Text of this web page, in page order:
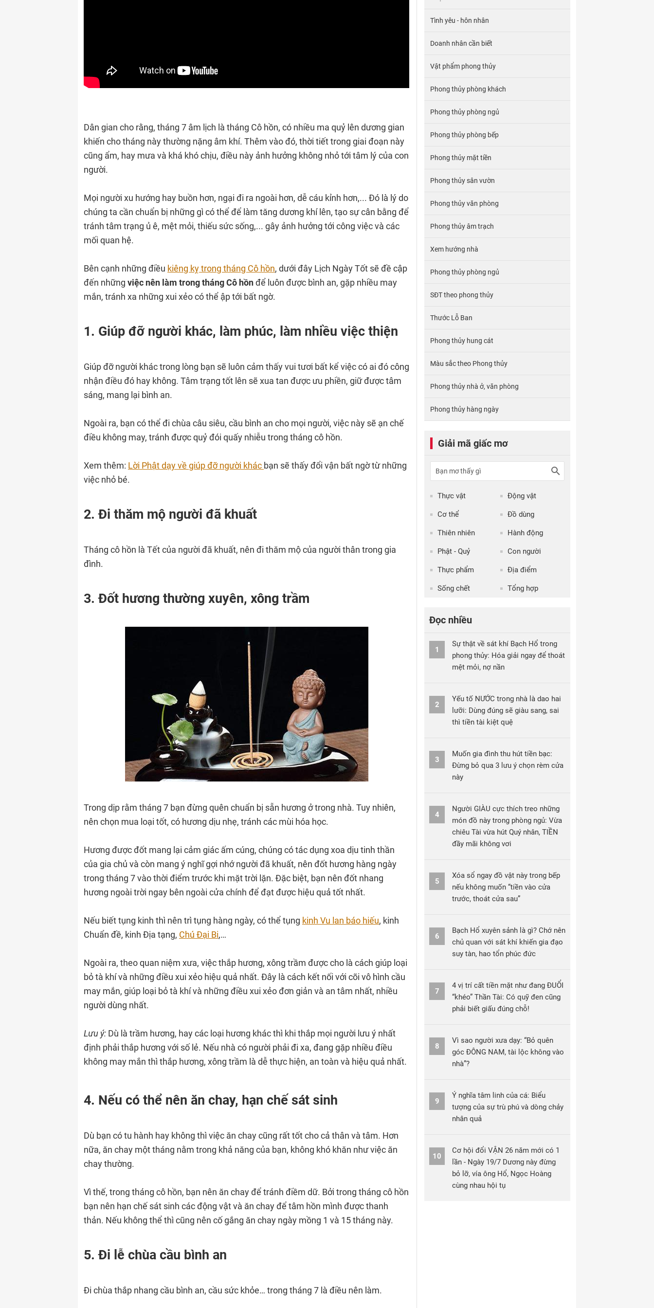
Dân gian cho rằng, tháng 7 âm lịch là tháng Cô hồn, có nhiều ma quỷ lên dương gian
khiến cho tháng này thường nặng âm khí. Thêm vào đó, thời tiết trong giai đoạn này
cũng ẩm, hay mưa và khá khó chịu, điều này ảnh hưởng không nhỏ tới tâm lý của con
người.
Mọi người xu hướng hay buồn hơn, ngại đi ra ngoài hơn, dễ cáu kỉnh hơn,... Đó là lý do
chúng ta cần chuẩn bị những gì có thể để làm tăng dương khí lên, tạo sự cân bằng để
tránh tâm trạng ủ ê, mệt mỏi, thiếu sức sống,... gây ảnh hưởng tới công việc và các
mối quan hệ.
Bên cạnh những điều kiêng kỵ trong tháng Cô hồn, dưới đây Lịch Ngày Tốt sẽ đề cập
đến những việc nên làm trong tháng Cô hồnđể luôn được bình an, gặp nhiều may
mắn, tránh xa những xui xẻo có thể ập tới bất ngờ.
1. Giúp đỡ người khác, làm phúc, làm nhiều việc thiện
Giúp đỡ người khác trong lòng bạn sẽ luôn cảm thấy vui tươi bất kể việc có ai đó công
nhận điều đó hay không. Tâm trạng tốt lên sẽ xua tan được ưu phiền, giữ được tâm
sáng, mang lại bình an.
Ngoài ra, bạn có thể đi chùa câu siêu, cầu bình an cho mọi người, việc này sẽ ạn chế
điều không may, tránh được quỷ đói quấy nhiễu trong tháng cô hồn.
Xem thêm: Lời Phật dạy về giúp đỡ người khác bạn sẽ thấy đổi vận bất ngờ từ những
việc nhỏ bé.
2. Đi thăm mộ người đã khuất
Tháng cô hồn là Tết của người đã khuất, nên đi thăm mộ của người thân trong gia
đình.
3. Đốt hương thường xuyên, xông trầm
Trong dịp rằm tháng 7 bạn đừng quên chuẩn bị sẵn hương ở trong nhà. Tuy nhiên,
nên chọn mua loại tốt, có hương dịu nhẹ, tránh các mùi hóa học.
Hương được đốt mang lại cảm giác ấm cúng, chúng có tác dụng xoa dịu tinh thần
của gia chủ và còn mang ý nghĩ gợi nhớ người đã khuất, nên đốt hương hàng ngày
trong tháng 7 vào thời điểm trước khi mặt trời lặn. Đặc biệt, bạn nên đốt nhang
hương ngoài trời ngay bên ngoài cửa chính để đạt được hiệu quả tốt nhất.
Nếu biết tụng kinh thì nên trì tụng hàng ngày, có thể tụng kinh Vu lan báo hiếu, kinh
Chuẩn đề, kinh Địa tạng, Chú Đại Bi,…
Ngoài ra, theo quan niệm xưa, việc thắp hương, xông trầm được cho là cách giúp loại
bỏ tà khí và những điều xui xẻo hiệu quả nhất. Đây là cách kết nối với cõi vô hình cầu
may mắn, giúp loại bỏ tà khí và những điều xui xẻo đơn giản và an tâm nhất, nhiều
người dùng nhất.
Lưu ý: Dù là trầm hương, hay các loại hương khác thì khi thắp mọi người lưu ý nhất
định phải thắp hương với số lẻ. Nếu nhà có người phải đi xa, đang gặp nhiều điều
không may mắn thì thắp hương, xông trầm là dễ thực hiện, an toàn và hiệu quả nhất.
4. Nếu có thể nên ăn chay, hạn chế sát sinh
Dù bạn có tu hành hay không thì việc ăn chay cũng rất tốt cho cả thân và tâm. Hơn
nữa, ăn chay một tháng nằm trong khả năng của bạn, không khó khăn như việc ăn
chay thường.
Vì thế, trong tháng cô hồn, bạn nên ăn chay để tránh điềm dữ. Bởi trong tháng cô hồn
bạn nên hạn chế sát sinh các động vật và ăn chay để tâm hồn mình được thanh
thản. Nếu không thể thì cũng nên cố gắng ăn chay ngày mồng 1 và 15 tháng này.
5. Đi lễ chùa cầu bình an
Đi chùa thắp nhang cầu bình an, cầu sức khỏe… trong tháng 7 là điều nên làm.
Tình yêu - hôn nhân
Doanh nhân cần biết
Vật phẩm phong thủy
Phong thủy phòng khách
Phong thủy phòng ngủ
Phong thủy phòng bếp
Phong thủy mặt tiền
Phong thủy sân vườn
Phong thủy văn phòng
Phong thủy âm trạch
Xem hướng nhà
Phong thủy phòng ngủ
SĐT theo phong thủy
Thước Lỗ Ban
Phong thủy hung cát
Màu sắc theo Phong thủy
Phong thủy nhà ở, văn phòng
Phong thủy hàng ngày
Giải mã giấc mơ
Thực vật Động vật
Cơ thể Đồ dùng
Thiên nhiên Hành động
Phật - Quỷ Con người
Thực phẩm Địa điểm
Sống chết Tổng hợp
Đọc nhiều
1
Sự thật về sát khí Bạch Hổ trong
phong thủy: Hóa giải ngay để thoát
mệt mỏi, nợ nần
2
Yếu tố NƯỚC trong nhà là dao hai
lưỡi: Dùng đúng sẽ giàu sang, sai
thì tiền tài kiệt quệ
3
Muốn gia đình thu hút tiền bạc:
Đừng bỏ qua 3 lưu ý chọn rèm cửa
này
4
Người GIÀU cực thích treo những
món đồ này trong phòng ngủ: Vừa
chiêu Tài vừa hút Quý nhân, TIỀN
đầy mãi không vơi
5
Xóa sổ ngay đồ vật này trong bếp
nếu không muốn “tiền vào cửa
trước, thoát cửa sau”
6
Bạch Hổ xuyên sảnh là gì? Chớ nên
chủ quan với sát khí khiến gia đạo
suy tàn, hao tổn phúc đức
7
4 vị trí cất tiền mặt như đang ĐUỔI
“khéo” Thần Tài: Có quỹ đen cũng
phải biết giấu đúng chỗ!
8
Vì sao người xưa dạy: “Bỏ quên
góc ĐÔNG NAM, tài lộc không vào
nhà”?
9
Ý nghĩa tâm linh của cá: Biểu
tượng của sự trù phú và dòng chảy
nhân quả
10
Cơ hội đổi VẬN 26 năm mới có 1
lần - Ngày 19/7 Dương này đừng
bỏ lỡ, vía ông Hổ, Ngọc Hoàng
cùng nhau hội tụ